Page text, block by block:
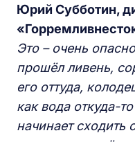
Юрий Субботин,
Это – очень
прошёл ливень,
его оттуда,
как вода откуда-
начинает сходить